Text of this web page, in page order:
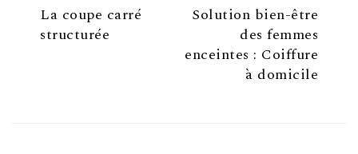
La coupe carré
structurée
Solution bien-être
des femmes
enceintes : Coiffure
à domicile